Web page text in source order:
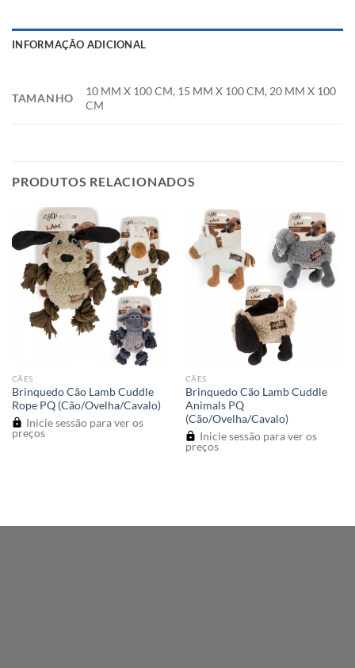
INFORMAÇÃO ADICIONAL
TAMANHO
10 MM X 100 CM, 15 MM X 100 CM, 20 MM X 100
CM
PRODUTOS RELACIONADOS
CÃES
Brinquedo Cão Lamb Cuddle
Rope PQ (Cão/Ovelha/Cavalo)
Inicie sessão para ver os
preços
CÃES
Brinquedo Cão Lamb Cuddle
Animals PQ
(Cão/Ovelha/Cavalo)
Inicie sessão para ver os
preços